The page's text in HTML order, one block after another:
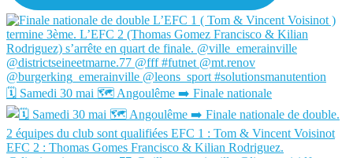
🗓️ Samedi 30 mai 🗺️ Angoulême ➡️ Finale nationale